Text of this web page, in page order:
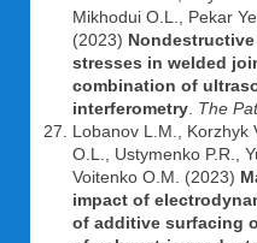
Mikhodui O.L., Pekar
(2023)
stresses in welded
combination of
interferometry The
Lobanov L.M., Korzhyk
O.L., Ustymenko P.R.,
Voitenko O.M. (2023)
impact of
of additive surfacing